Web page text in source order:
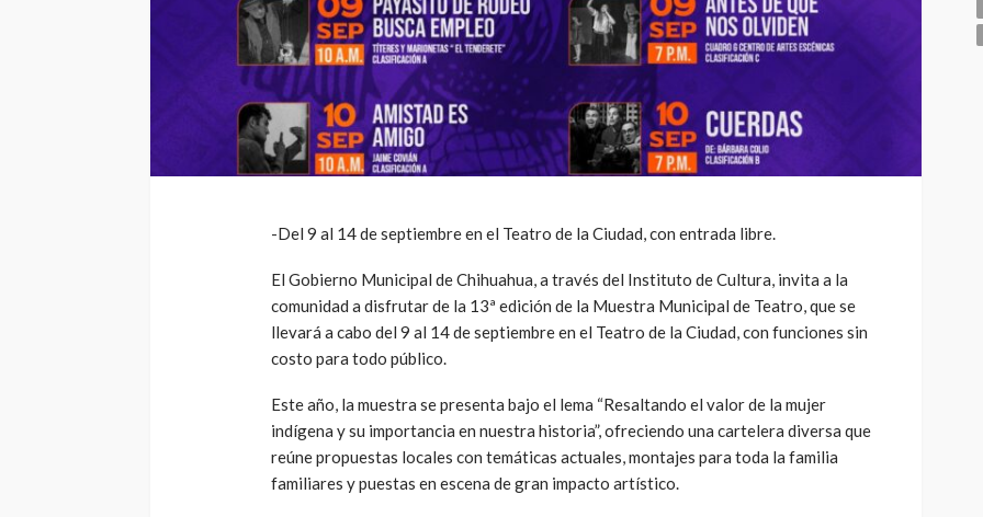
-Del 9 al 14 de septiembre en el Teatro de la Ciudad, con entrada libre.
El Gobierno Municipal de Chihuahua, a través del Instituto de Cultura, invita a la
comunidad a disfrutar de la 13ª edición de la Muestra Municipal de Teatro, que se
llevará a cabo del 9 al 14 de septiembre en el Teatro de la Ciudad, con funciones sin
costo para todo público.
Este año, la muestra se presenta bajo el lema “Resaltando el valor de la mujer
indígena y su importancia en nuestra historia”, ofreciendo una cartelera diversa que
reúne propuestas locales con temáticas actuales, montajes para toda la familia
familiares y puestas en escena de gran impacto artístico.